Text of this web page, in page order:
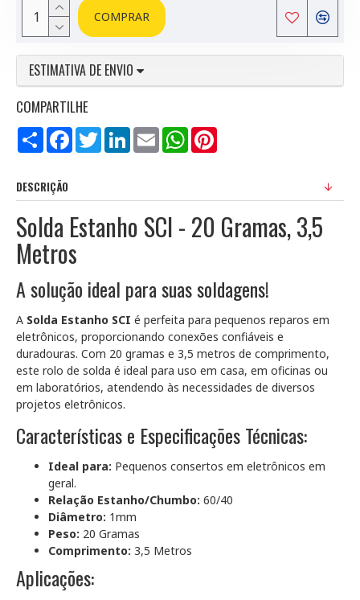
COMPRAR
ESTIMATIVA DE ENVIO
COMPARTILHE
Compartilhar
FacebookTwitterLinkedInEmail WhatsApp
DESCRIÇÃO
Solda Estanho SCI - 20 Gramas, 3,5
Metros
A solução ideal para suas soldagens!
A Solda Estanho SCI é perfeita para pequenos reparos em
eletrônicos, proporcionando conexões confiáveis e
duradouras. Com 20 gramas e 3,5 metros de comprimento,
este rolo de solda é ideal para uso em casa, em oficinas ou
em laboratórios, atendendo às necessidades de diversos
projetos eletrônicos.
Características e Especificações Técnicas:
Ideal para: Pequenos consertos em eletrônicos em
geral.
Relação Estanho/Chumbo: 60/40
Diâmetro: 1mm
Peso: 20 Gramas
Comprimento: 3,5 Metros
Aplicações: